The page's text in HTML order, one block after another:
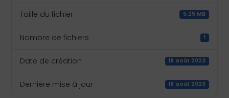
Taille du fichier 5.25 MB
Nombre de fichiers 1
Date de création 18 août 2023
Dernière mise à jour 18 août 2023